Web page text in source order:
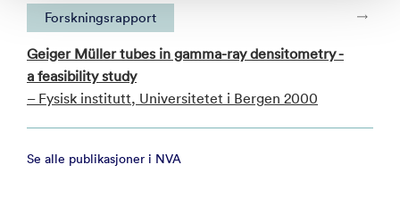
Forskningsrapport
Geiger Müller tubes in gamma-ray densitometry -
a feasibility study
– Fysisk institutt, Universitetet i Bergen 2000
Se alle publikasjoner i NVA